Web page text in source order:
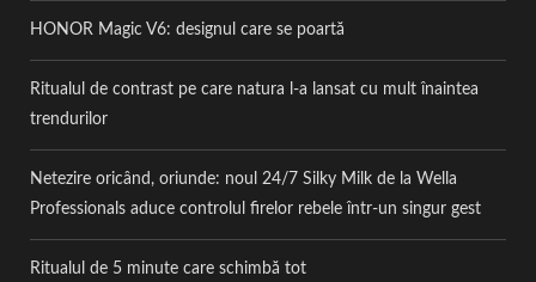
HONOR Magic V6: designul care se poartă
Ritualul de contrast pe care natura l-a lansat cu mult înaintea
trendurilor
Netezire oricând, oriunde: noul 24/7 Silky Milk de la Wella
Professionals aduce controlul firelor rebele într-un singur gest
Ritualul de 5 minute care schimbă tot